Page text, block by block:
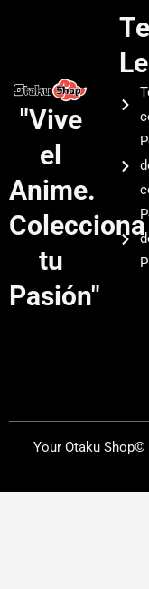
"Vive
el
Anime.
Colecciona
tu
Pasión"
Your Otaku